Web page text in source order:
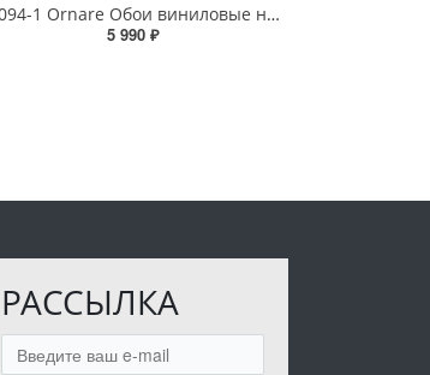
81094-1 Ornare Обои виниловые на бумажной основе 1.06*15.5
5 990 ₽
РАССЫЛКА